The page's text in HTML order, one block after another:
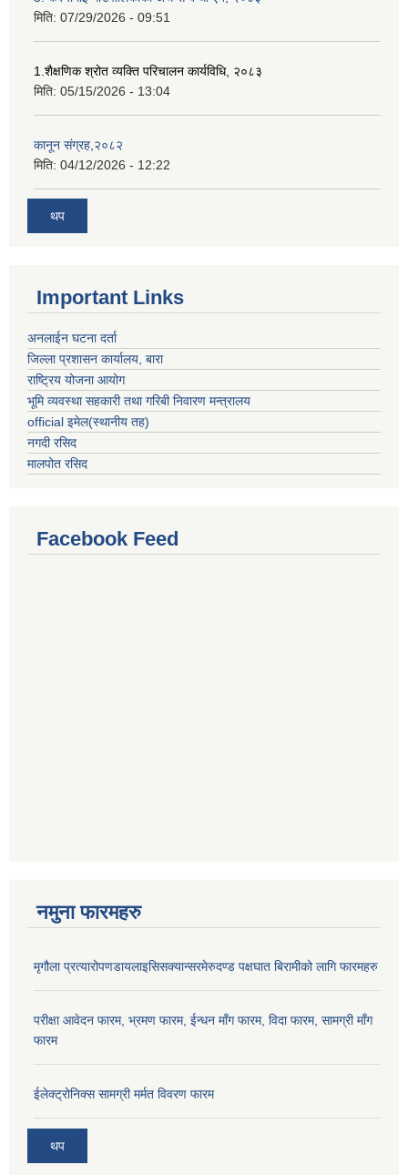
मिति: 07/29/2026 - 09:51
1.शैक्षणिक श्रोत व्यक्ति परिचालन कार्यविधि, २०८३
मिति: 05/15/2026 - 13:04
कानून संग्रह,२०८२
मिति: 04/12/2026 - 12:22
थप
Important Links
अनलाईन घटना दर्ता
जिल्ला प्रशासन कार्यालय, बारा
राष्ट्रिय योजना आयोग
भूमि व्यवस्था सहकारी तथा गरिबी निवारण मन्त्रालय
official इमेल(स्थानीय तह)
नगदी रसिद
मालपोत रसिद
Facebook Feed
नमुना फारमहरु
मृगौला प्रत्यारोपणडायलाइसिसक्यान्सरमेरुदण्ड पक्षघात बिरामीको लागि फारमहरु
परीक्षा आवेदन फारम, भ्रमण फारम, ईन्धन माँग फारम, विदा फारम, सामग्री माँग
फारम
ईलेक्ट्रोनिक्स सामग्री मर्मत विवरण फारम
थप